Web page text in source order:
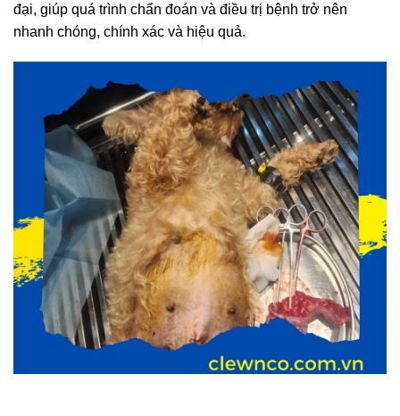
đại, giúp quá trình chẩn đoán và điều trị bệnh trở nên
nhanh chóng, chính xác và hiệu quả.